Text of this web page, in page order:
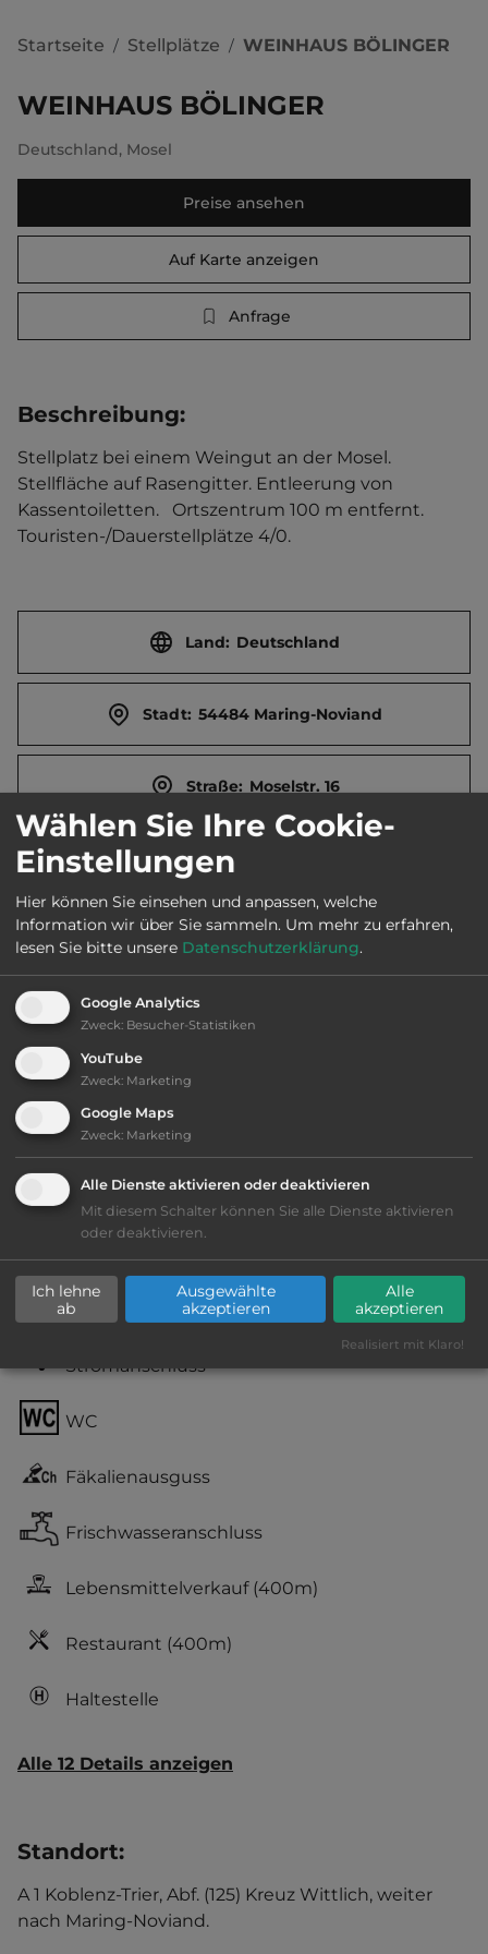
Startseite / Stellplätze / WEINHAUS BÖLINGER
WEINHAUS BÖLINGER
Deutschland, Mosel
Preise ansehen
Auf Karte anzeigen
Anfrage
Beschreibung:
Stellplatz bei einem Weingut an der Mosel.
Stellfläche auf Rasengitter. Entleerung von
Kassentoiletten.   Ortszentrum 100 m entfernt.
Touristen-/Dauerstellplätze 4/0.
Land: Deutschland
Stadt: 54484 Maring-Noviand
Straße: Moselstr. 16
E-Mail: kontakt@weinhaus-boelinger.de
Öffnungszeiten: Ganzjährig geöffnet
Ausstattung:
bis 10,- Euro
Lage: schön
Geräuschkulisse: überwiegend ruhig
Grasgelände, Wiese
Stromanschluss
WC
Fäkalienausguss
Frischwasseranschluss
Lebensmittelverkauf(400m)
Restaurant (400m)
Haltestelle
Alle 12 Details anzeigen
Standort:
A 1 Koblenz-Trier, Abf. (125) Kreuz Wittlich, weiter
nach Maring-Noviand.
Wählen Sie Ihre Cookie-
Einstellungen
Hier können Sie einsehen und anpassen, welche
Information wir über Sie sammeln. Um mehr zu erfahren,
lesen Sie bitte unsere Datenschutzerklärung.
Google Analytics
Zweck: Besucher-Statistiken
YouTube
Zweck: Marketing
Google Maps
Zweck: Marketing
Alle Dienste aktivieren oder deaktivieren
Mit diesem Schalter können Sie alle Dienste aktivieren
oder deaktivieren.
Ich lehne
ab
Ausgewählte
akzeptieren
Alle
akzeptieren
Realisiert mit Klaro!